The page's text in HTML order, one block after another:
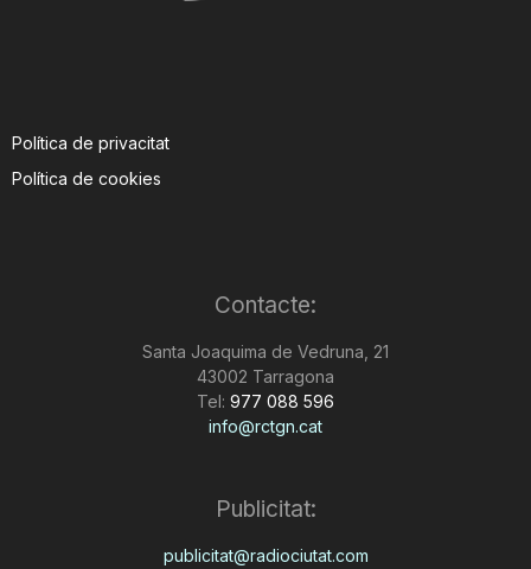
Política de privacitat
Política de cookies
Contacte:
Santa Joaquima de Vedruna, 21
43002 Tarragona
Tel: 977 088 596
info@rctgn.cat
Publicitat:
publicitat@radiociutat.com